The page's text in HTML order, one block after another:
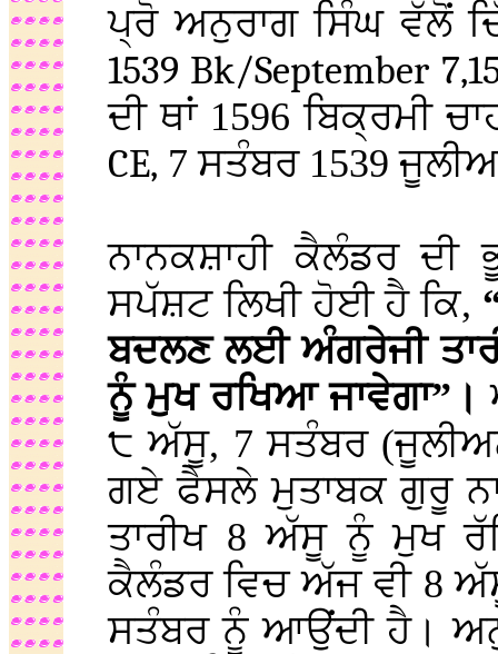
ਪ੍ਰੋ ਅਨੁਰਾਗ ਸਿੰਘ ਵੱਲੋਂ
1539 Bk/September
ਦੀ ਥਾਂ 1596 ਬਿਕ੍ਰਮੀ
CE, 7 ਸਤੰਬਰ 1539
ਨਾਨਕਸ਼ਾਹੀ ਕੈਲੰਡਰ
ਸਪੱਸ਼ਟ ਲਿਖੀ ਹੋਈ ਹੈ ਕਿ,
ਬਦਲਣ ਲਈ ਅੰਗਰੇਜੀ
ਨੂੰ ਮੁਖ ਰਖਿਆ ਜਾਵੇਗਾ”।
੮ ਅੱਸੂ, 7 ਸਤੰਬਰ
ਗਏ ਫੈਸਲੇ ਮੁਤਾਬਕ ਗੁਰੂ
ਤਾਰੀਖ 8 ਅੱਸੂ ਨੂੰ ਮੁਖ
ਕੈਲੰਡਰ ਵਿਚ ਅੱਜ ਵੀ 8
ਸਤੰਬਰ ਨੂੰ ਆਉਂਦੀ ਹੈ।